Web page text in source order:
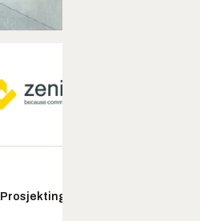
Prosjektingeniør